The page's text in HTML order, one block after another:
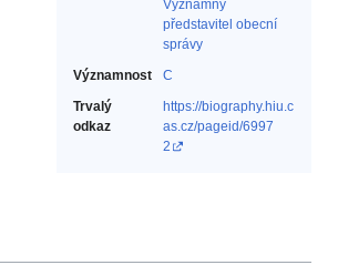
Významný
představitel obecní
správy‎
Významnost
C
Trvalý
odkaz
https://biography.hiu.c
as.cz/pageid/6997
2